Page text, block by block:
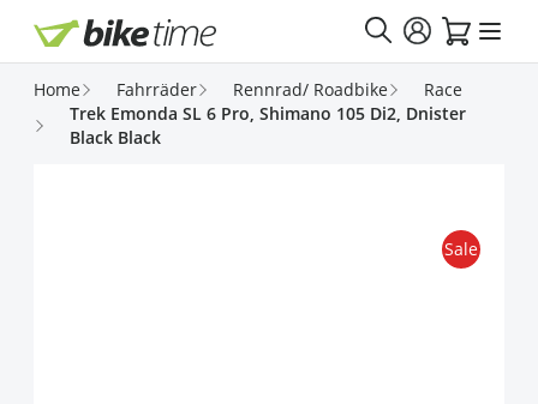
Direkt zum Inhalt
Home Fahrräder Rennrad/ Roadbike
Race
Trek Emonda SL 6 Pro, Shimano 105 Di2, Dnister
Black Black
Sale